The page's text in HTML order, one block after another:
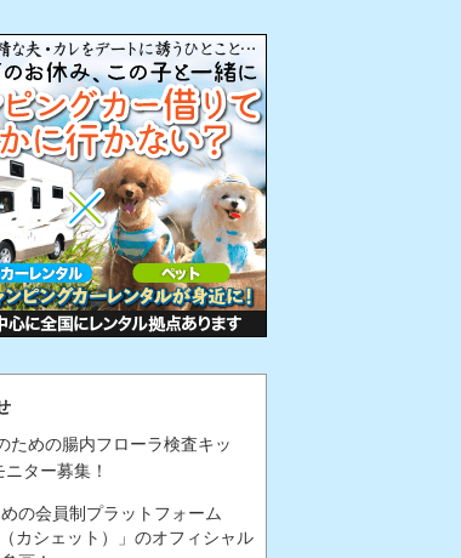
ための腸内フローラ検査キッ
ニター募集！
の会員制プラットフォーム
カシェット）」のオフィシャル